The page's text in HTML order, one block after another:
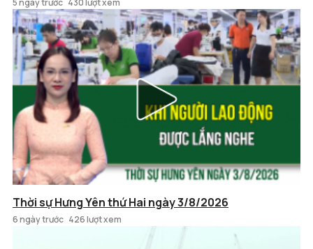
5 ngày trước 430 lượt xem
Thời sự Hưng Yên thứ Hai ngày 3/8/2026
6 ngày trước 426 lượt xem